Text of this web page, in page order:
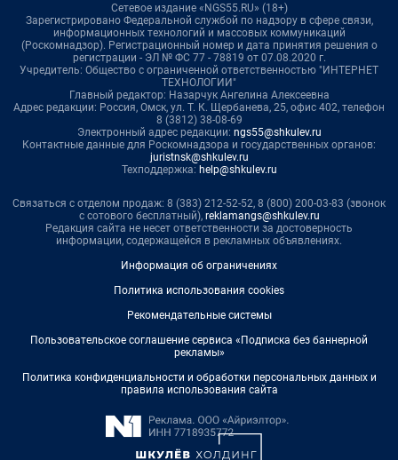
Сетевое издание «NGS55.RU» (18+)
Зарегистрировано Федеральной службой по надзору в сфере связи,
информационных технологий и массовых коммуникаций
(Роскомнадзор). Регистрационный номер и дата принятия решения о
регистрации - ЭЛ № ФС 77 - 78819 от 07.08.2020 г.
Учредитель: Общество с ограниченной ответственностью "ИНТЕРНЕТ
ТЕХНОЛОГИИ"
Главный редактор: Назарчук Ангелина Алексеевна
Адрес редакции: Россия, Омск, ул. Т. К. Щербанева, 25, офис 402, телефон
8 (3812) 38-08-69
Электронный адрес редакции: ngs55@shkulev.ru
Контактные данные для Роскомнадзора и государственных органов:
juristnsk@shkulev.ru
Техподдержка: help@shkulev.ru
Связаться с отделом продаж: 8 (383) 212-52-52, 8 (800) 200-03-83 (звонок
с сотового бесплатный), reklamangs@shkulev.ru
Редакция сайта не несет ответственности за достоверность
информации, содержащейся в рекламных объявлениях.
Информация об ограничениях
Политика использования cookies
Рекомендательные системы
Пользовательское соглашение сервиса «Подписка без баннерной
рекламы»
Политика конфиденциальности и обработки персональных данных и
правила использования сайта